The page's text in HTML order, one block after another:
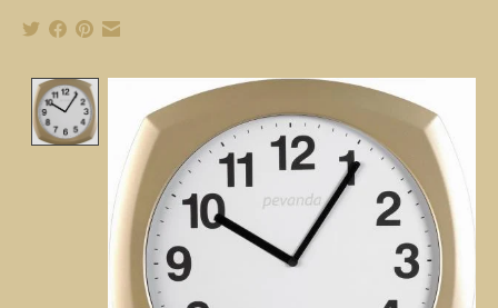
Product image slideshow Items